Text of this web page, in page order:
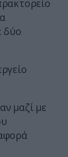
δύο
μαζί με